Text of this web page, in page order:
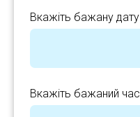
Вкажіть бажану дату
Вкажіть бажаний час